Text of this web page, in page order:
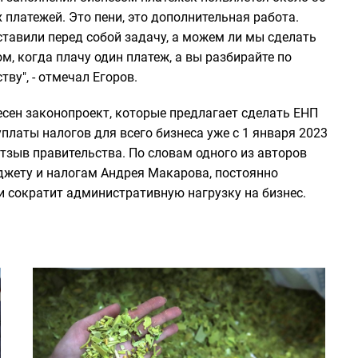
Это пени, это дополнительная работа.
перед собой задачу, а можем ли мы сделать
когда плачу один платеж, а вы разбирайте по
- отмечал Егоров.
законопроект, которые предлагает сделать ЕНП
налогов для всего бизнеса уже с 1 января 2023
правительства. По словам одного из авторов
и налогам Андрея Макарова, постоянно
административную нагрузку на бизнес.